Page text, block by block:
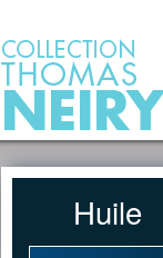
Huile